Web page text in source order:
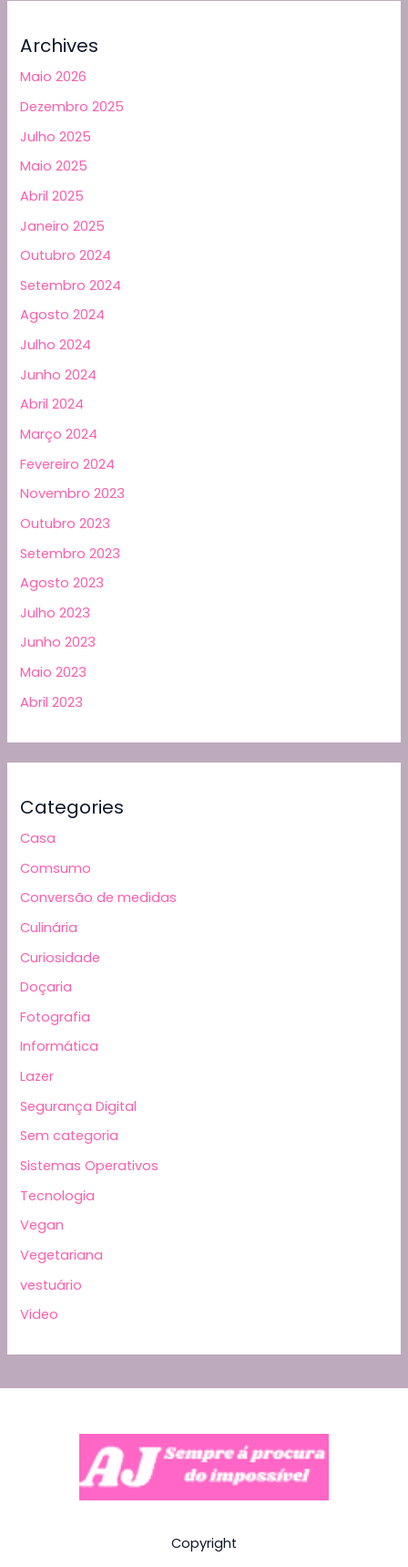
Archives
Maio 2026
Dezembro 2025
Julho 2025
Maio 2025
Abril 2025
Janeiro 2025
Outubro 2024
Setembro 2024
Agosto 2024
Julho 2024
Junho 2024
Abril 2024
Março 2024
Fevereiro 2024
Novembro 2023
Outubro 2023
Setembro 2023
Agosto 2023
Julho 2023
Junho 2023
Maio 2023
Abril 2023
Categories
Casa
Comsumo
Conversão de medidas
Culinária
Curiosidade
Doçaria
Fotografia
Informática
Lazer
Segurança Digital
Sem categoria
Sistemas Operativos
Tecnologia
Vegan
Vegetariana
vestuário
Video
Copyright